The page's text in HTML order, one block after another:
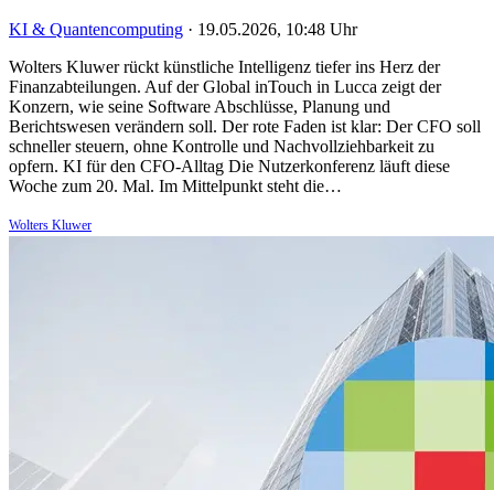
KI & Quantencomputing · 19.05.2026, 10:48 Uhr
Wolters Kluwer rückt künstliche Intelligenz tiefer ins Herz der
Finanzabteilungen. Auf der Global inTouch in Lucca zeigt der
Konzern, wie seine Software Abschlüsse, Planung und
Berichtswesen verändern soll. Der rote Faden ist klar: Der CFO soll
schneller steuern, ohne Kontrolle und Nachvollziehbarkeit zu
opfern. KI für den CFO-Alltag Die Nutzerkonferenz läuft diese
Woche zum 20. Mal. Im Mittelpunkt steht die…
Wolters Kluwer